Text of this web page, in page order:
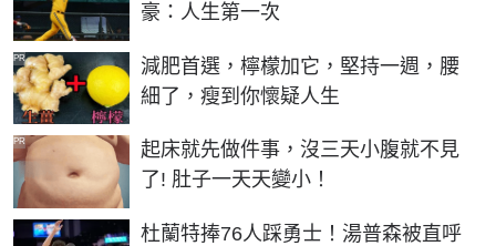
豪：人生第一次
減肥首選，檸檬加它，堅持一週，腰
細了，瘦到你懷疑人生
PR
起床就先做件事，沒三天小腹就不見
了! 肚子一天天變小！
PR
杜蘭特捧76人踩勇士！湯普森被直呼